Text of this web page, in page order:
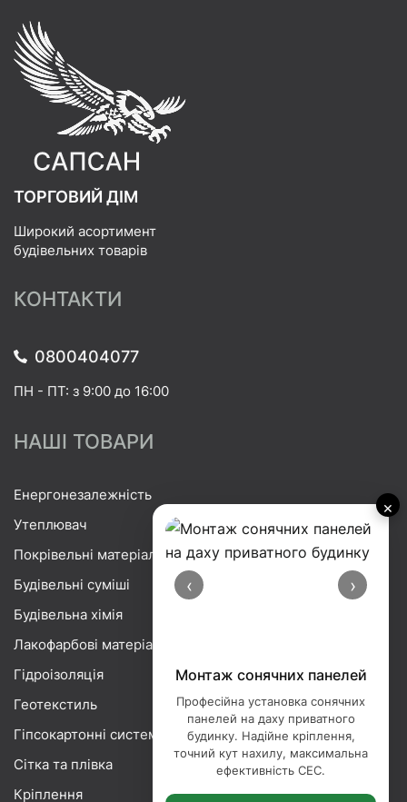
×
‹ ›
Монтаж сонячних панелей
Професійна установка сонячних
панелей на даху приватного
будинку. Надійне кріплення,
точний кут нахилу, максимальна
ефективність СЕС.
ТОРГОВИЙ ДІМ
Широкий асортимент
будівельних товарів
КОНТАКТИ
0800404077
ПН - ПТ: з 9:00 до 16:00
НАШІ ТОВАРИ
Енергонезалежність
Утеплювач
Покрівельні матеріали
Будівельні суміші
Будівельна хімія
Лакофарбові матеріали
Гідроізоляція
Геотекстиль
Гіпсокартонні системи
Сітка та плівка
Кріплення